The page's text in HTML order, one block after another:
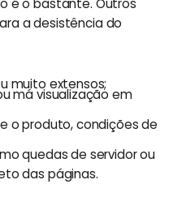
a desistência do
muito extensos;
má visualização em
o produto, condições de
quedas de servidor ou
das páginas.